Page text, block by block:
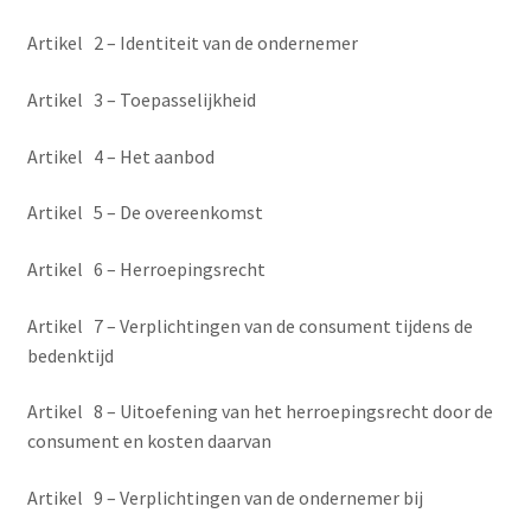
Artikel 2 – Identiteit van de ondernemer
Artikel 3 – Toepasselijkheid
Artikel 4 – Het aanbod
Artikel 5 – De overeenkomst
Artikel 6 – Herroepingsrecht
Artikel 7 – Verplichtingen van de consument tijdens de
bedenktijd
Artikel 8 – Uitoefening van het herroepingsrecht door de
consument en kosten daarvan
Artikel 9 – Verplichtingen van de ondernemer bij